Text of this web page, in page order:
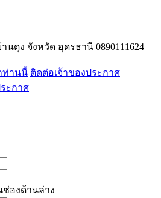
านดุง จังหวัด อุดรธานี 0890111624
ท่านนี้ ติดต่อเจ้าของประกาศ
ะกาศ
ช่องด้านล่าง